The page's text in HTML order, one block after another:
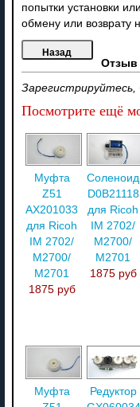
попытки установки
обмену или возврату
Отзыв
Посмотрите ещё
Муфта
Z51
AX201033
для Ricoh
IM 2702/
M2700/
M2701
1875 руб
Соленоид
D0B21118
для Ricoh
IM 2702/
M2700/
M2701
1875 руб
Муфта
Редуктор